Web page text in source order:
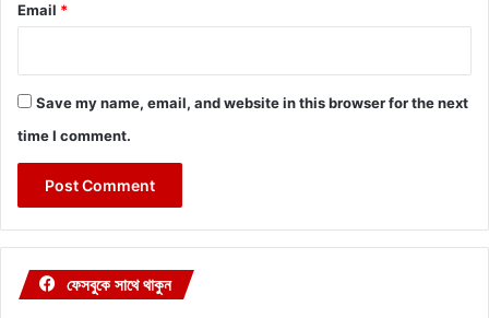
Email *
Save my name, email, and website in this browser for the next
time I comment.
ফেসবুকে সাথে থাকুন